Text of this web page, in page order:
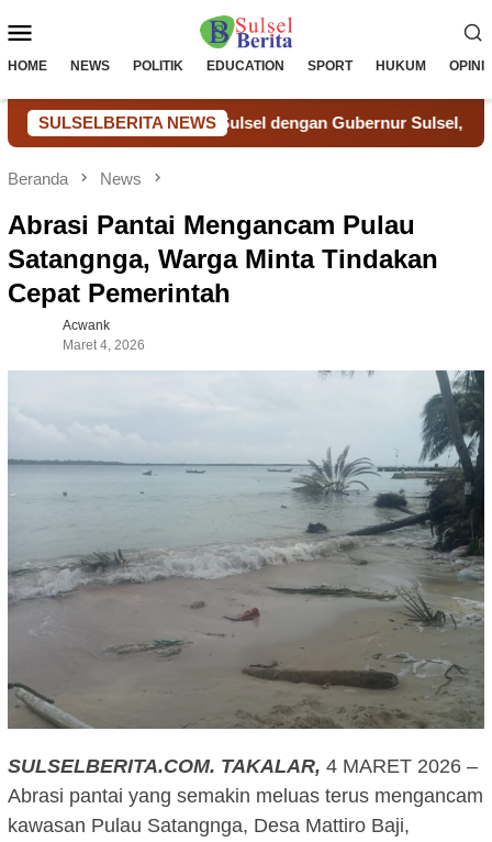
ke
Mobile
HOME NEWS POLITIK EDUCATION SPORT HUKUM OPINI
SULSELBERITA NEWS
Ditjenpas Sulsel dengan Gubernur Sulsel, Bahas Sinergi
Beranda News
Abrasi Pantai Mengancam Pulau
Satangnga, Warga Minta Tindakan
Cepat Pemerintah
Acwank
Maret 4, 2026
SULSELBERITA.COM. TAKALAR, 4 MARET 2026 –
Abrasi pantai yang semakin meluas terus mengancam
kawasan Pulau Satangnga, Desa Mattiro Baji,